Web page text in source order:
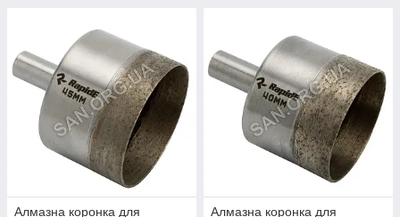
Алмазна коронка для
Алмазна коронка для